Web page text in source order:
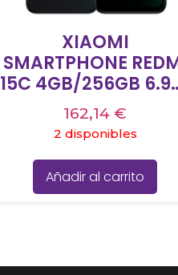
XIAOMI
SMARTPHONE
15C 4GB/256GB 6.90″
DE PANTALLA NFC 4G
DUAL SIM NEGRO
MEDIANOCHE
162,14 €
2 disponibles
Añadir al carrito